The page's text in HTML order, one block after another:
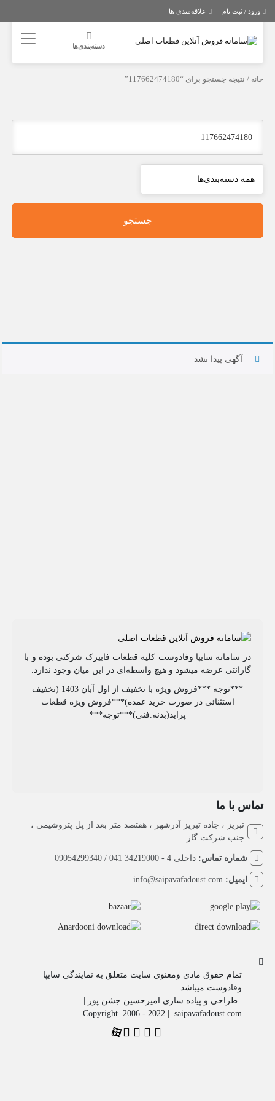
ورود / ثبت نام علاقه‌مندی ها
دسته‌بندی‌ها
خانه / نتیجه جستجو برای “117662474180”
جستجو
آگهی پیدا نشد
در سامانه سایپا وفادوست کلیه قطعات فابیرک شرکتی بوده و با
گارانتی عرضه میشود و هیچ واسطه‌ای در این میان وجود ندارد.
***توجه ***فروش ویژه با تخفیف از اول آبان 1403 (تخفیف
استثنائی در صورت خرید عمده)***فروش ویژه قطعات
پراید(بدنه.فنی)***توجه***
تماس با ما
تبریز ، جاده تبریز آذرشهر ، هفتصد متر بعد از پل پتروشیمی ،
جنب شرکت گاز
شماره تماس:داخلی 4 - 34219000 041 / 09054299340
ایمیل:info@saipavafadoust.com
تمام حقوق مادی ومعنوی سایت متعلق به نمایندگی سایپا
وفادوست میباشد
| طراحی و پیاده سازی امیرحسین جشن پور |
Copyright 2006 - 2022 | saipavafadoust.com